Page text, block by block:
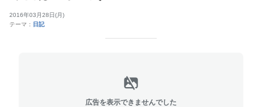
2016年03月28日(月)
テーマ： 日記
広告を表示できませんでした